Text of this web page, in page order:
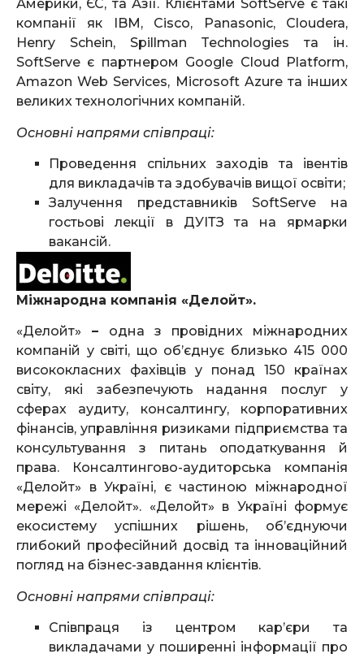
Америки, ЄС, та Азії. Клієнтами SoftServe є такі
компанії як IBM, Cisco, Panasonic, Cloudera,
Henry Schein, Spillman Technologies та ін.
SoftServe є партнером Google Cloud Platform,
Amazon Web Services, Microsoft Azure та інших
великих технологічних компаній.
Основні напрями співпраці:
Проведення спільних заходів та івентів
для викладачів та здобувачів вищої освіти;
Залучення представників SoftServe на
гостьові лекції в ДУІТЗ та на ярмарки
вакансій.
Міжнародна компанія «Делойт».
«Делойт» – одна з провідних міжнародних
компаній у світі, що об’єднує близько 415 000
висококласних фахівців у понад 150 країнах
світу, які забезпечують надання послуг у
сферах аудиту, консалтингу, корпоративних
фінансів, управління ризиками підприємства та
консультування з питань оподаткування й
права. Консалтингово-аудиторська компанія
«Делойт» в Україні, є частиною міжнародної
мережі «Делойт». «Делойт» в Україні формує
екосистему успішних рішень, об’єднуючи
глибокий професійний досвід та інноваційний
погляд на бізнес-завдання клієнтів.
Основні напрями співпраці:
Співпраця із центром кар’єри та
викладачами у поширенні інформації про